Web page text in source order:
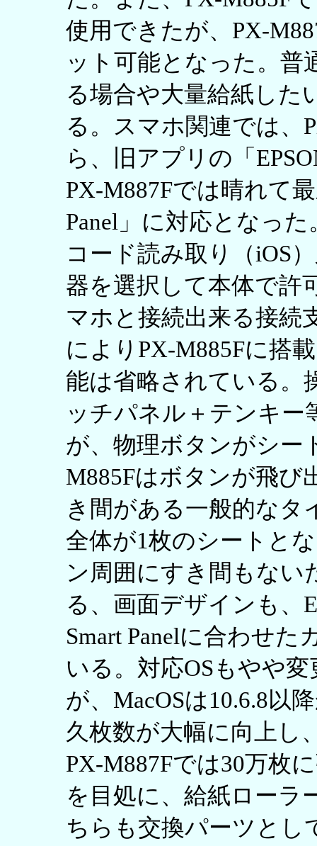
使用できたが、PX-
ット可能となった。普
る場合や大量給紙した
る。スマホ関連では、
ら、旧アプリの「
PX-M887Fでは晴れて
Panel」に対応となっ
コード読み取り（iOS
器を選択して本体で許
マホと接続出来る接続
によりPX-M885Fに搭
能は省略されている。
ッチパネル＋テンキ
が、物理ボタンがシー
M885Fはボタンが飛び
き間がある一般的なタ
全体が1枚のシートと
ン周囲にすき間もない
る、画面デザインも、
Smart Panelに合わせ
いる。対応OSもやや
が、MacOSは10.6.8以
久枚数が大幅に向上し
PX-M887Fでは30万枚
を目処に、給紙ローラ
ちらも交換パーツとし